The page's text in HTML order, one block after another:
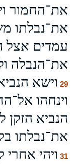
את־החמור
את־נבלתו
עמדים אצל
את־הנבלה
29 וישא
וינחהו
הנביא הזקן
את־נבלתו
31 ויהי אחרי